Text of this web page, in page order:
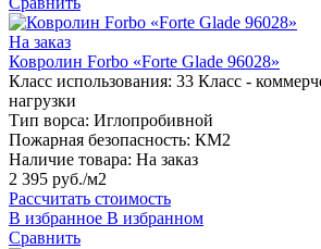
На заказ
Ковролин Forbo «Forte Glade 96028»
Класс использования: 33 Класс -
нагрузки
Тип ворса: Иглопробивной
Пожарная безопасность: КМ2
Наличие товара: На заказ
2 395 руб./м2
Рассчитать стоимость
В избранное В избранном
Сравнить